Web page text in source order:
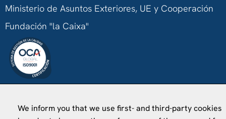
Ministerio de Asuntos Exteriores, UE y Cooperación
Fundación "la Caixa"
Finca Agustí Pedro Pons
We inform you that we use first- and third-party cookies